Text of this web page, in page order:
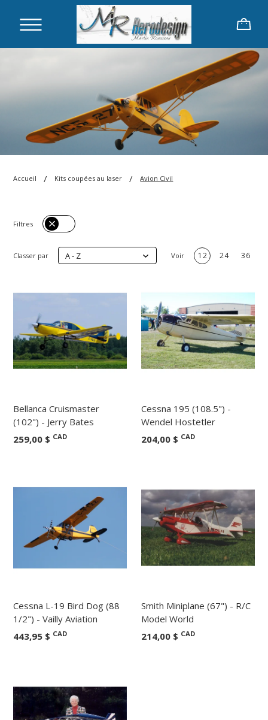
Accueil / Kits coupées au laser / Avion Civil
Filtres
Classer par A - Z Voir 12 24 36
Bellanca Cruismaster
(102") - Jerry Bates
259,00 $ CAD
Cessna 195 (108.5") -
Wendel Hostetler
204,00 $ CAD
Cessna L-19 Bird Dog (88
1/2") - Vailly Aviation
443,95 $ CAD
Smith Miniplane (67") - R/C
Model World
214,00 $ CAD